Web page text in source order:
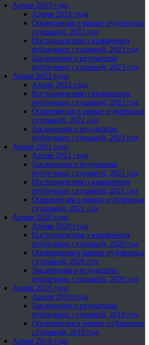
Архив 2023 года
Архив 2023 года
Оповещения о начале публичных
слушаний, 2023 год
Постановления о назначении
публичных слушаний, 2023 год
Заключения о результатах
публичных слушаний, 2023 год
Архив 2022 года
Архив 2022 года
Постановления о назначении
публичных слушаний, 2022 год
Оповещения о начале публичных
слушаний, 2022 год
Заключения о результатах
публичных слушаний, 2022 год
Архив 2021 года
Архив 2021 года
Заключения о результатах
публичных слушаний, 2021 год
Постановления о назначении
публичных слушаний, 2021 год
Оповещения о начале публичных
слушаний, 2021 год
Архив 2020 года
Архив 2020 года
Постановления о назначении
публичных слушаний, 2020 год
Оповещения о начале публичных
слушаний, 2020 год
Заключения о результатах
публичных слушаний, 2020 год
Архив 2019 года
Архив 2019 года
Заключения о результатах
публичных слушаний, 2019 год
Оповещения о начале публичных
слушаний, 2019 год
Архив 2018 года